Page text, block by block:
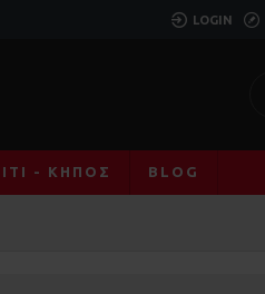
LOGIN
- ΚΉΠΟΣ BLOG